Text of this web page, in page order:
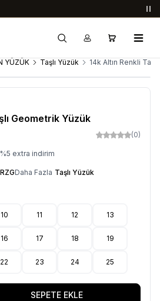
YÜZÜK Taşlı Yüzük 14k Altın Renkli
Geometrik Yüzük
(0)
%5 extra indirim
Daha Fazla Taşlı Yüzük
10 11 12 13
16 17 18 19
22 23 24 25
SEPETE EKLE